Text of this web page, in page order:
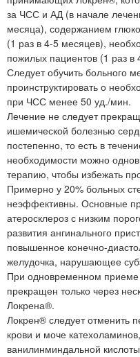
за ЧСС и АД (в начале
месяца), содержанием
(1 раз в 4-5 месяцев),
пожилых пациентов (1 раз в
Следует обучить больного
проинструктировать о
при ЧСС менее 50 уд./мин.
Лечение не следует
ишемической болезнью
постепенно, то есть в
необходимости можно
терапию, чтобы избежать
Примерно у 20% больных
неэффективны. Основные
атеросклероз с низким
развития ангинального
повышенное конечно-
желудочка, нарушающее
При одновременном
прекращен только через
Локрена®.
Локрен® следует отменить
крови и моче
ванилинминдальной